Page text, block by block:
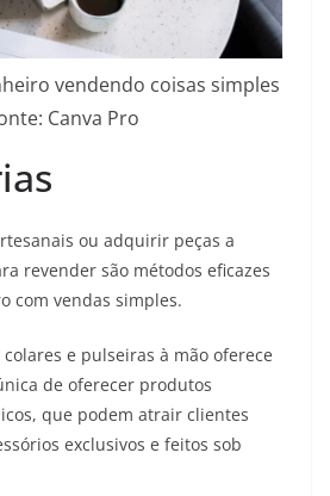
vendendo coisas simples
Canva Pro
ou adquirir peças a
revender são métodos eficazes
com vendas simples.
e pulseiras à mão oferece
de oferecer produtos
que podem atrair clientes
exclusivos e feitos sob